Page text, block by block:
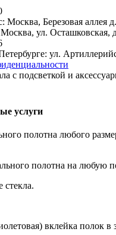
Березовая аллея
ул. Осташковская,
ул.
с подсветкой и
услуги
полотна любого
полотна на любую
стекла.
вклейка полок в